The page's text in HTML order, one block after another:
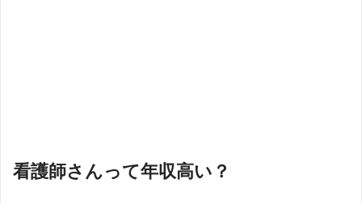
看護師さんって年収高い？